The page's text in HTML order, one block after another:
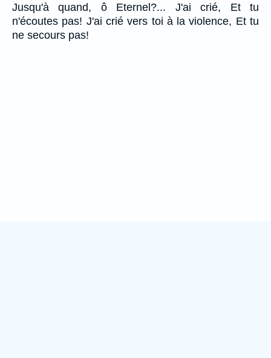
Jusqu'à quand, ô Eternel?... J'ai crié, Et tu
n'écoutes pas! J'ai crié vers toi à la violence, Et tu
ne secours pas!